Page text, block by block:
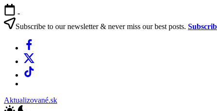
Skip
to
content
-
Subscribe to our newsletter & never miss our best posts.
Facebook
X
TikTok
Aktualizované.sk